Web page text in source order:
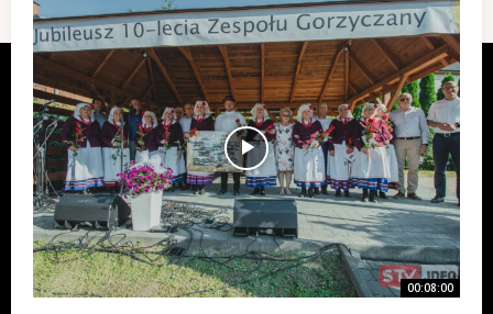
00:08:00